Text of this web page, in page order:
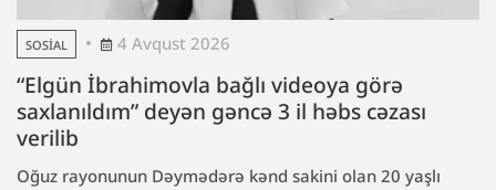
SOSIAL 4 Avqust 2026
“Elgün İbrahimovla bağlı videoya görə
saxlanıldım” deyən gəncə 3 il həbs cəzası
verilib
Oğuz rayonunun Dəymədərə kənd sakini olan 20 yaşlı